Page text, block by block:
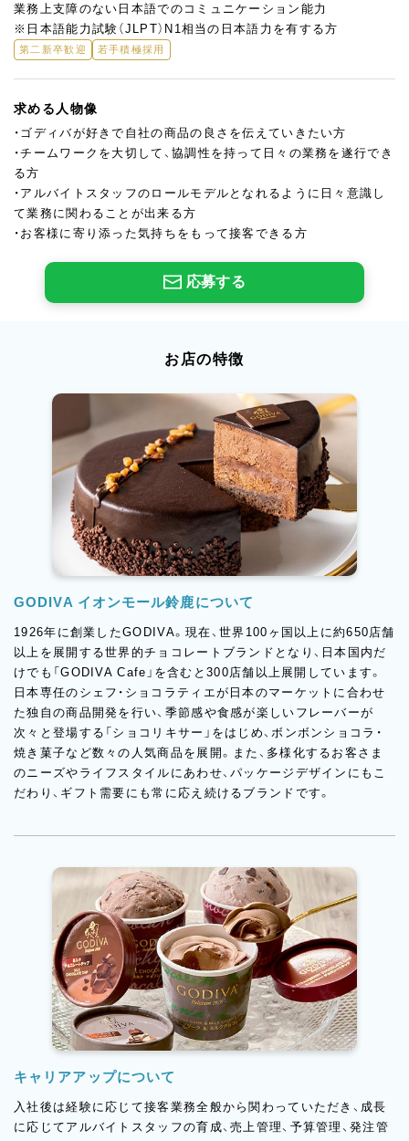
業務上支障のない日本語でのコミュニケーション能力
※日本語能力試験（JLPT）N1相当の日本語力を有する方
第二新卒歓迎 若手積極採用
求める人物像
・ゴディバが好きで自社の商品の良さを伝えていきたい方
・チームワークを大切して、協調性を持って日々の業務を遂行でき
る方
・アルバイトスタッフのロールモデルとなれるように日々意識し
て業務に関わることが出来る方
・お客様に寄り添った気持ちをもって接客できる方
応募する
お店の特徴
GODIVA イオンモール鈴鹿について
1926年に創業したGODIVA。現在、世界100ヶ国以上に約650店舗
以上を展開する世界的チョコレートブランドとなり、日本国内だ
けでも「GODIVA Cafe」を含むと300店舗以上展開しています。
日本専任のシェフ・ショコラティエが日本のマーケットに合わせ
た独自の商品開発を行い、季節感や食感が楽しいフレーバーが
次々と登場する「ショコリキサー」をはじめ、ボンボンショコラ・
焼き菓子など数々の人気商品を展開。また、多様化するお客さま
のニーズやライフスタイルにあわせ、パッケージデザインにもこ
だわり、ギフト需要にも常に応え続けるブランドです。
キャリアアップについて
入社後は経験に応じて接客業務全般から関わっていただき、成長
に応じてアルバイトスタッフの育成、売上管理、予算管理、発注管